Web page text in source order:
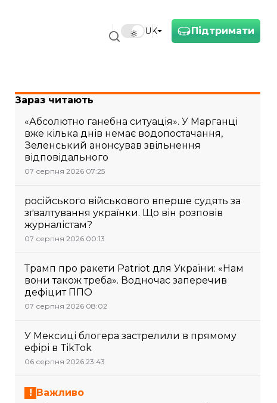
Підтримати
UK
Зараз читають
«Абсолютно ганебна ситуація». У Марганці
вже кілька днів немає водопостачання,
Зеленський анонсував звільнення
відповідального
07 серпня 2026 07:25
російського військового вперше судять за
зґвалтування українки. Що він розповів
журналістам?
07 серпня 2026 00:13
Трамп про ракети Patriot для України: «Нам
вони також треба». Водночас заперечив
дефіцит ППО
07 серпня 2026 08:02
У Мексиці блогера застрелили в прямому
ефірі в TikTok
06 серпня 2026 23:43
Важливо